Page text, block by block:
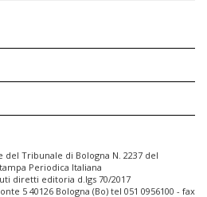
del Tribunale di Bologna N. 2237 del
Periodica Italiana
diretti editoria d.lgs 70/2017
5 40126 Bologna (Bo) tel 051 0956100 - fax